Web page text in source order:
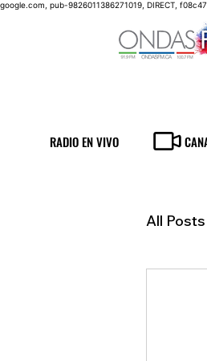
google.com, pub-9826011386271019, DIRECT,
RADIO EN VIVO
All Posts